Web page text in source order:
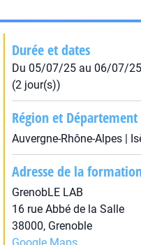
Durée et dates
Du 05/07/25 au 06/07/25
(2 jour(s))
Région et Département
Auvergne-Rhône-Alpes |
Adresse de la
GrenobLE LAB
16 rue Abbé de la Salle
38000, Grenoble